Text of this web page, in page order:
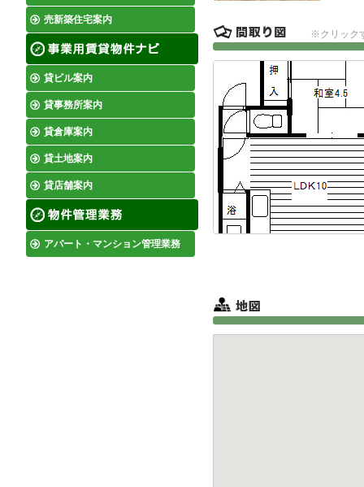
売新築住宅案内
貸ビル案内
貸事務所案内
貸倉庫案内
貸土地案内
貸店舗案内
アパート・マンション管理業務
※クリック